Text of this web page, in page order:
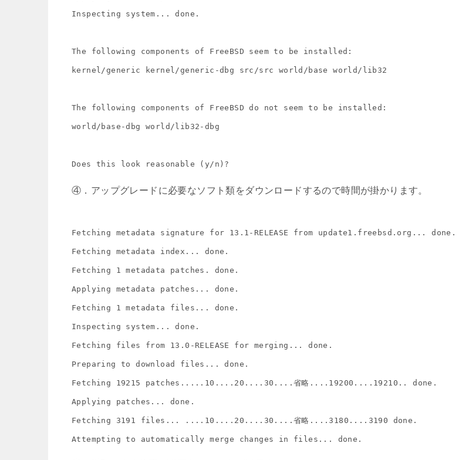
Inspecting system... done.
The following components of FreeBSD seem to be installed:
kernel/generic kernel/generic-dbg src/src world/base world/lib32
The following components of FreeBSD do not seem to be installed:
world/base-dbg world/lib32-dbg
Does this look reasonable (y/n)?
④．アップグレードに必要なソフト類をダウンロードするので時間が掛かります。
Fetching metadata signature for 13.1-RELEASE from update1.freebsd.org... done.
Fetching metadata index... done.
Fetching 1 metadata patches. done.
Applying metadata patches... done.
Fetching 1 metadata files... done.
Inspecting system... done.
Fetching files from 13.0-RELEASE for merging... done.
Preparing to download files... done.
Fetching 19215 patches.....10....20....30....省略....19200....19210.. done.
Applying patches... done.
Fetching 3191 files... ....10....20....30....省略....3180....3190 done.
Attempting to automatically merge changes in files... done.